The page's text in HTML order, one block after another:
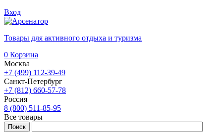
Вход
Товары для активного отдыха и туризма
0 Корзина
Москва
+7 (499) 112-39-49
Санкт-Петербург
+7 (812) 660-57-78
Россия
8 (800) 511-85-95
Все товары